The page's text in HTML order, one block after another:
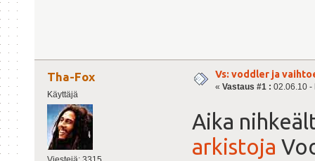
Tha-Fox
Käyttäjä
Vs: voddler ja
« Vastaus #1 : 02.06.10 -
Aika
arkistoja